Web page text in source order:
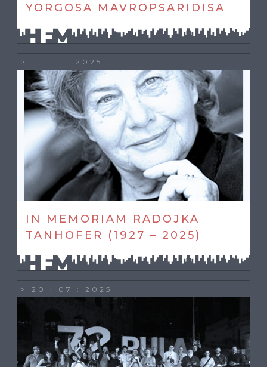
YORGOSA MAVROPSARIDISA
> 11 : 11 : 2025
IN MEMORIAM RADOJKA
TANHOFER (1927 – 2025)
> 20 : 07 : 2025